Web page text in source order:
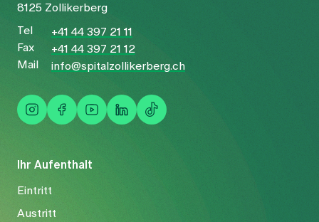
Ihr Aufenthalt
Eintritt
Austritt
8125 Zollikerberg
Tel
+41 44 397 21 11
Fax
+41 44 397 21 12
Mail
info@spitalzollikerberg.ch